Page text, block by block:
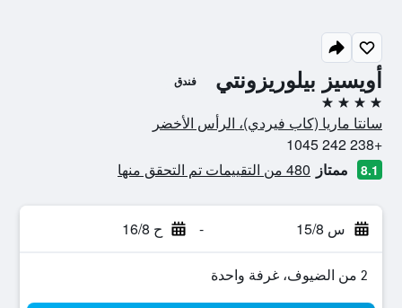
أويسيز بيلوريزونتي فندق
4 نجوم
سانتا ماريا (كاب فيردي)، الرأس الأخضر
+238 242 1045
8.1 ممتاز 480 من التقييمات تم التحقق منها
س 15/8 - ح 16/8
2 من الضيوف، غرفة واحدة